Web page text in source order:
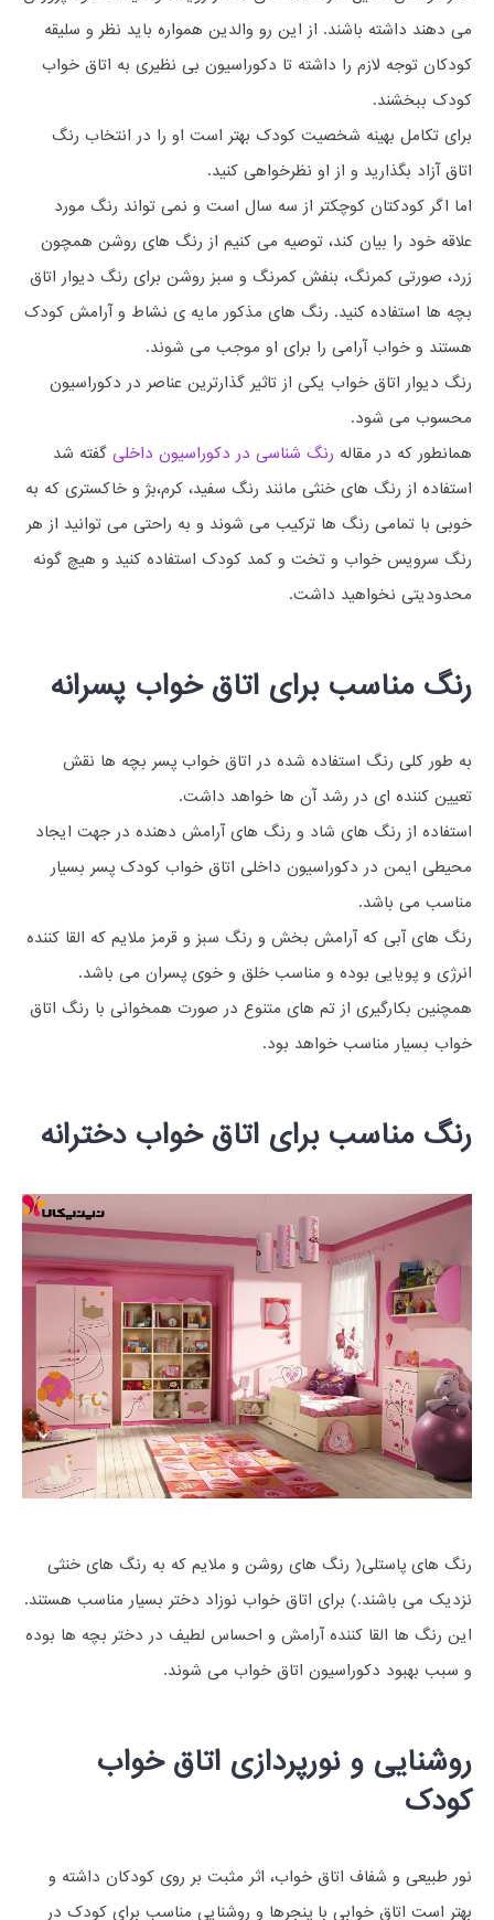
می دهند داشته باشند. از این رو والدین همواره باید نظر و سلیقه
کودکان توجه لازم را داشته تا دکوراسیون بی نظیری به اتاق خواب
کودک ببخشند.
برای تکامل بهینه شخصیت کودک بهتر است او را در انتخاب رنگ
اتاق آزاد بگذارید و از او نظرخواهی کنید.
اما اگر کودکتان کوچکتر از سه سال است و نمی تواند رنگ مورد
علاقه خود را بیان کند، توصیه می کنیم از رنگ های روشن همچون
زرد، صورتی کمرنگ، بنفش کمرنگ و سبز روشن برای رنگ دیوار اتاق
بچه ها استفاده کنید. رنگ های مذکور مایه ی نشاط و آرامش کودک
هستند و خواب آرامی را برای او موجب می شوند.
رنگ دیوار اتاق خواب یکی از تاثیر گذارترین عناصر در دکوراسیون
محسوب می شود.
همانطور که در مقاله رنگ شناسی در دکوراسیون داخلی گفته شد
استفاده از رنگ های خنثی مانند رنگ سفید، کرم،بژ و خاکستری که به
خوبی با تمامی رنگ ها ترکیب می شوند و به راحتی می توانید از هر
رنگ سرویس خواب و تخت و کمد کودک استفاده کنید و هیچ گونه
محدودیتی نخواهید داشت.
رنگ مناسب برای اتاق خواب پسرانه
به طور کلی رنگ استفاده شده در اتاق خواب پسر بچه ها نقش
تعیین کننده ای در رشد آن ها خواهد داشت.
استفاده از رنگ های شاد و رنگ های آرامش دهنده در جهت ایجاد
محیطی ایمن در دکوراسیون داخلی اتاق خواب کودک پسر بسیار
مناسب می باشد.
رنگ های آبی که آرامش بخش و رنگ سبز و قرمز ملایم که القا کننده
انرژی و پویایی بوده و مناسب خلق و خوی پسران می باشد.
همچنین بکارگیری از تم های متنوع در صورت همخوانی با رنگ اتاق
خواب بسیار مناسب خواهد بود.
رنگ مناسب برای اتاق خواب دخترانه
رنگ های پاستلی( رنگ های روشن و ملایم که به رنگ های خنثی
نزدیک می باشند.) برای اتاق خواب نوزاد دختر بسیار مناسب هستند.
این رنگ ها القا کننده آرامش و احساس لطیف در دختر بچه ها بوده
و سبب بهبود دکوراسیون اتاق خواب می شوند.
روشنایی و نورپردازی اتاق خواب
کودک
نور طبیعی و شفاف اتاق خواب، اثر مثبت بر روی کودکان داشته و
بهتر است اتاق خوابی با پنجرها و روشنایی مناسب برای کودک در